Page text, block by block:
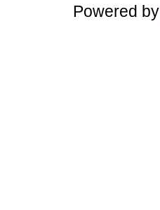
Powered by